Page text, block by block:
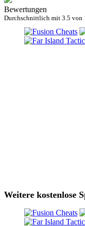
Bewertungen
Durchschnittlich mit 3.5 von
Weitere kostenlose